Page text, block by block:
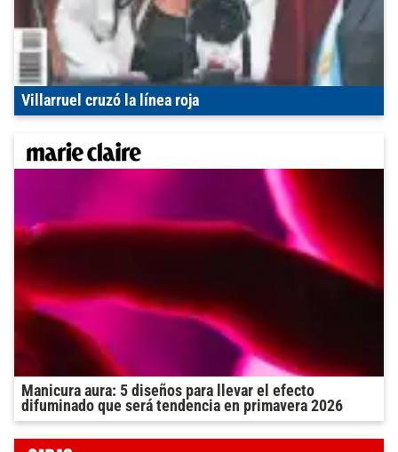
Villarruel cruzó la línea roja
Manicura aura: 5 diseños para llevar el efecto
difuminado que será tendencia en primavera 2026